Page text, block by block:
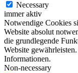
Necessary
immer aktiv
Notwendige Cookies
Website absolut
die grundlegende
Website
Informationen.
Non-necessary